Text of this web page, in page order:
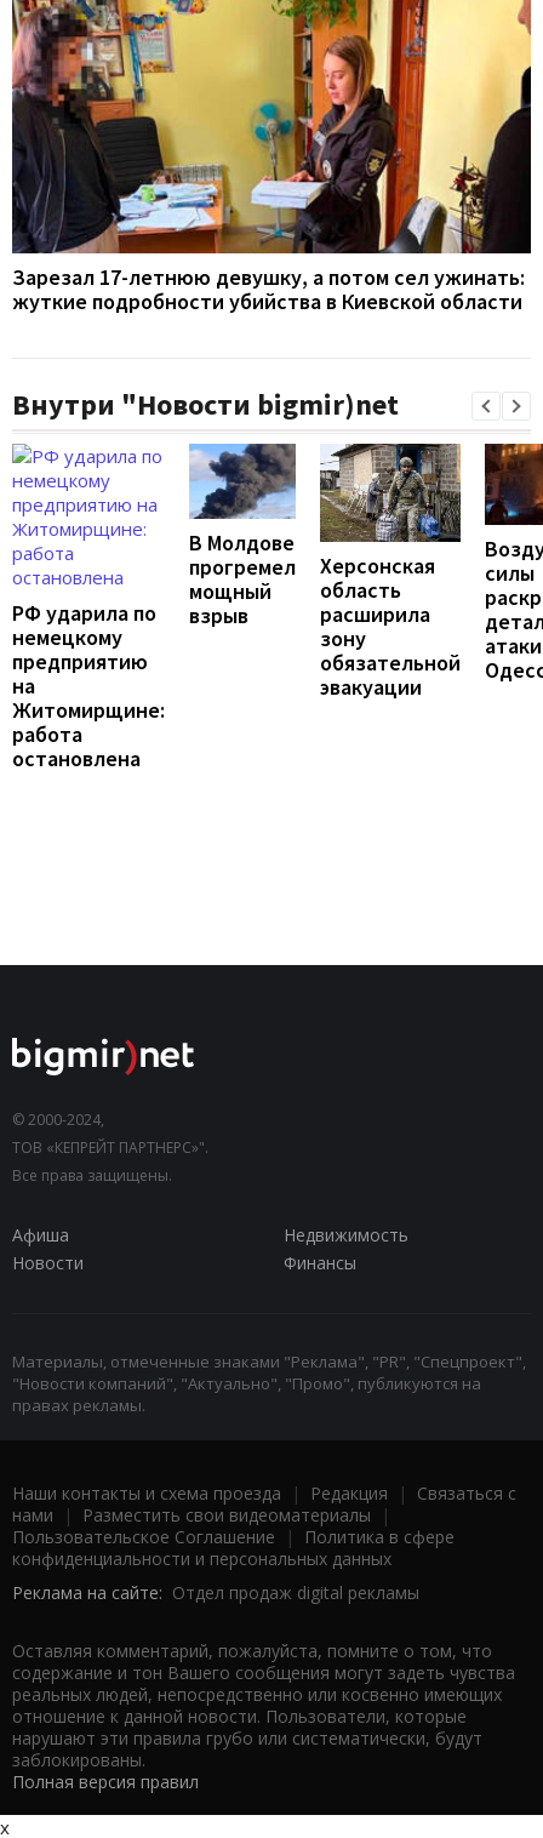
Зарезал 17-летнюю девушку, а потом сел ужинать:
жуткие подробности убийства в Киевской области
Внутри "Новости bigmir)net
РФ ударила по
немецкому
предприятию
на
Житомирщине:
работа
остановлена
В Молдове
прогремел
мощный
взрыв
Херсонская
область
расширила
зону
обязательной
эвакуации
силы
© 2000-2024,
ТОВ «КЕПРЕЙТ ПАРТНЕРС»".
Все права защищены.
Афиша
Недвижимость
Новости
Финансы
Материалы, отмеченные знаками "Реклама", "PR", "Спецпроект",
"Новости компаний", "Актуально", "Промо", публикуются на
правах рекламы.
Наши контакты и схема проезда | Редакция | Связаться с
нами | Разместить свои видеоматериалы |
Пользовательское Соглашение |
Политика в сфере
конфиденциальности и персональных данных
Реклама на сайте: Отдел продаж digital рекламы
Оставляя комментарий, пожалуйста, помните о том, что
содержание и тон Вашего сообщения могут задеть чувства
реальных людей, непосредственно или косвенно имеющих
отношение к данной новости. Пользователи, которые
нарушают эти правила грубо или систематически, будут
заблокированы.
Полная версия правил
x